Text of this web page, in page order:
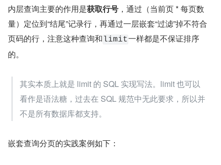
内层查询主要的作用是获取行号 ，通过（当前页 * 每页数
量）定位到“结尾”记录行，再通过一层嵌套“过滤”掉不符合
页码的行，注意这种查询和 limit一样都是不保证排序
的。
其实本质上就是 limit 的 SQL 实现写法。limit 也可以
看作是语法糖，过去在 SQL 规范中无此要求，所以并
不是所有数据库都支持。
嵌套查询分页的实践案例如下：